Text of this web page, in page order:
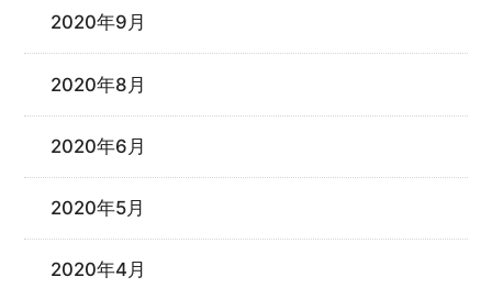
2020年9月
2020年8月
2020年6月
2020年5月
2020年4月